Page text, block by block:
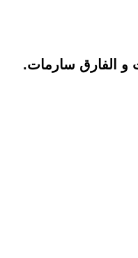
و الفارق سارمات.